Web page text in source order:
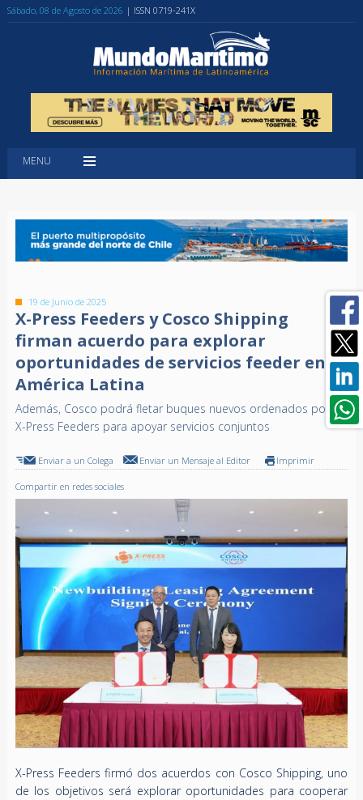
Sábado, 08 de Agosto de 2026 | ISSN 0719-241X
MENU
19 de Junio de 2025
X-Press Feeders y Cosco Shipping
firman acuerdo para explorar
oportunidades de servicios feeder en
América Latina
Además, Cosco podrá fletar buques nuevos ordenados por
X-Press Feeders para apoyar servicios conjuntos
Enviar a un Colega Enviar un Mensaje al Editor Imprimir
Compartir en redes sociales
X-Press Feeders firmó dos acuerdos con Cosco Shipping, uno
de los objetivos será explorar oportunidades para cooperar